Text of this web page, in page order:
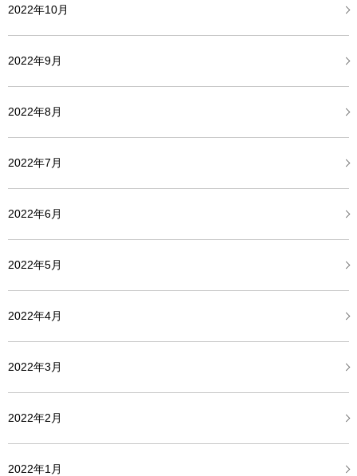
2022年10月
2022年9月
2022年8月
2022年7月
2022年6月
2022年5月
2022年4月
2022年3月
2022年2月
2022年1月